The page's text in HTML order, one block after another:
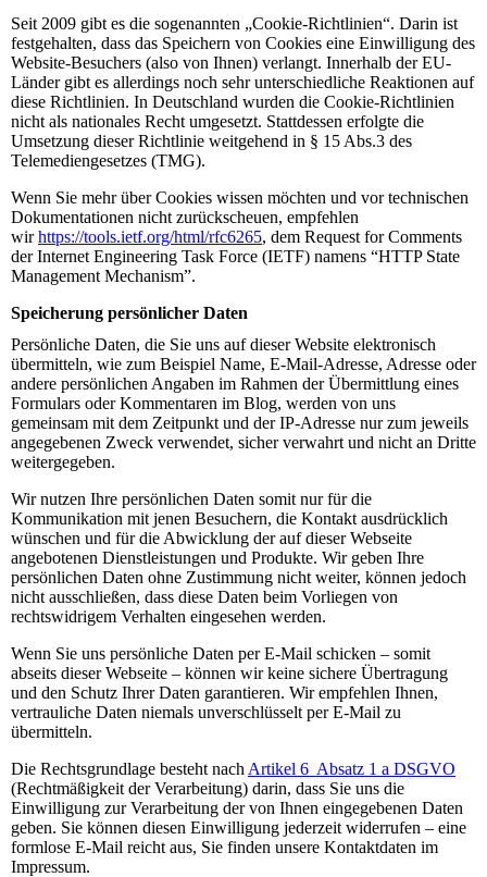
Seit 2009 gibt es die sogenannten „Cookie-Richtlinien“. Darin ist
festgehalten, dass das Speichern von Cookies eine Einwilligung des
Website-Besuchers (also von Ihnen) verlangt. Innerhalb der EU-
Länder gibt es allerdings noch sehr unterschiedliche Reaktionen auf
diese Richtlinien. In Deutschland wurden die Cookie-Richtlinien
nicht als nationales Recht umgesetzt. Stattdessen erfolgte die
Umsetzung dieser Richtlinie weitgehend in § 15 Abs.3 des
Telemediengesetzes (TMG).
Wenn Sie mehr über Cookies wissen möchten und vor technischen
Dokumentationen nicht zurückscheuen, empfehlen
wirhttps://tools.ietf.org/html/rfc6265, dem Request for Comments
der Internet Engineering Task Force (IETF) namens “HTTP State
Management Mechanism”.
Speicherung persönlicher Daten
Persönliche Daten, die Sie uns auf dieser Website elektronisch
übermitteln, wie zum Beispiel Name, E-Mail-Adresse, Adresse oder
andere persönlichen Angaben im Rahmen der Übermittlung eines
Formulars oder Kommentaren im Blog, werden von uns
gemeinsam mit dem Zeitpunkt und der IP-Adresse nur zum jeweils
angegebenen Zweck verwendet, sicher verwahrt und nicht an Dritte
weitergegeben.
Wir nutzen Ihre persönlichen Daten somit nur für die
Kommunikation mit jenen Besuchern, die Kontakt ausdrücklich
wünschen und für die Abwicklung der auf dieser Webseite
angebotenen Dienstleistungen und Produkte. Wir geben Ihre
persönlichen Daten ohne Zustimmung nicht weiter, können jedoch
nicht ausschließen, dass diese Daten beim Vorliegen von
rechtswidrigem Verhalten eingesehen werden.
Wenn Sie uns persönliche Daten per E-Mail schicken – somit
abseits dieser Webseite – können wir keine sichere Übertragung
und den Schutz Ihrer Daten garantieren. Wir empfehlen Ihnen,
vertrauliche Daten niemals unverschlüsselt per E-Mail zu
übermitteln.
Die Rechtsgrundlage besteht nach Artikel 6 Absatz 1 a DSGVO
(Rechtmäßigkeit der Verarbeitung) darin, dass Sie uns die
Einwilligung zur Verarbeitung der von Ihnen eingegebenen Daten
geben. Sie können diesen Einwilligung jederzeit widerrufen – eine
formlose E-Mail reicht aus, Sie finden unsere Kontaktdaten im
Impressum.